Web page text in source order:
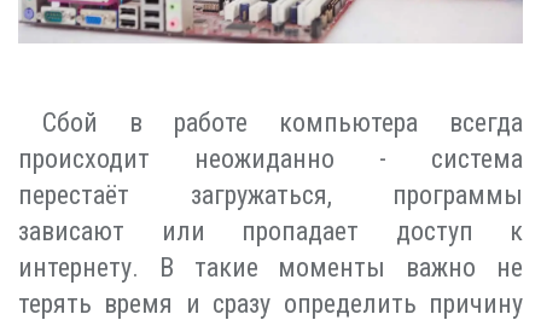
Сбой в работе компьютера всегда
происходит неожиданно - система
перестаёт загружаться, программы
зависают или пропадает доступ к
интернету. В такие моменты важно не
терять время и сразу определить причину